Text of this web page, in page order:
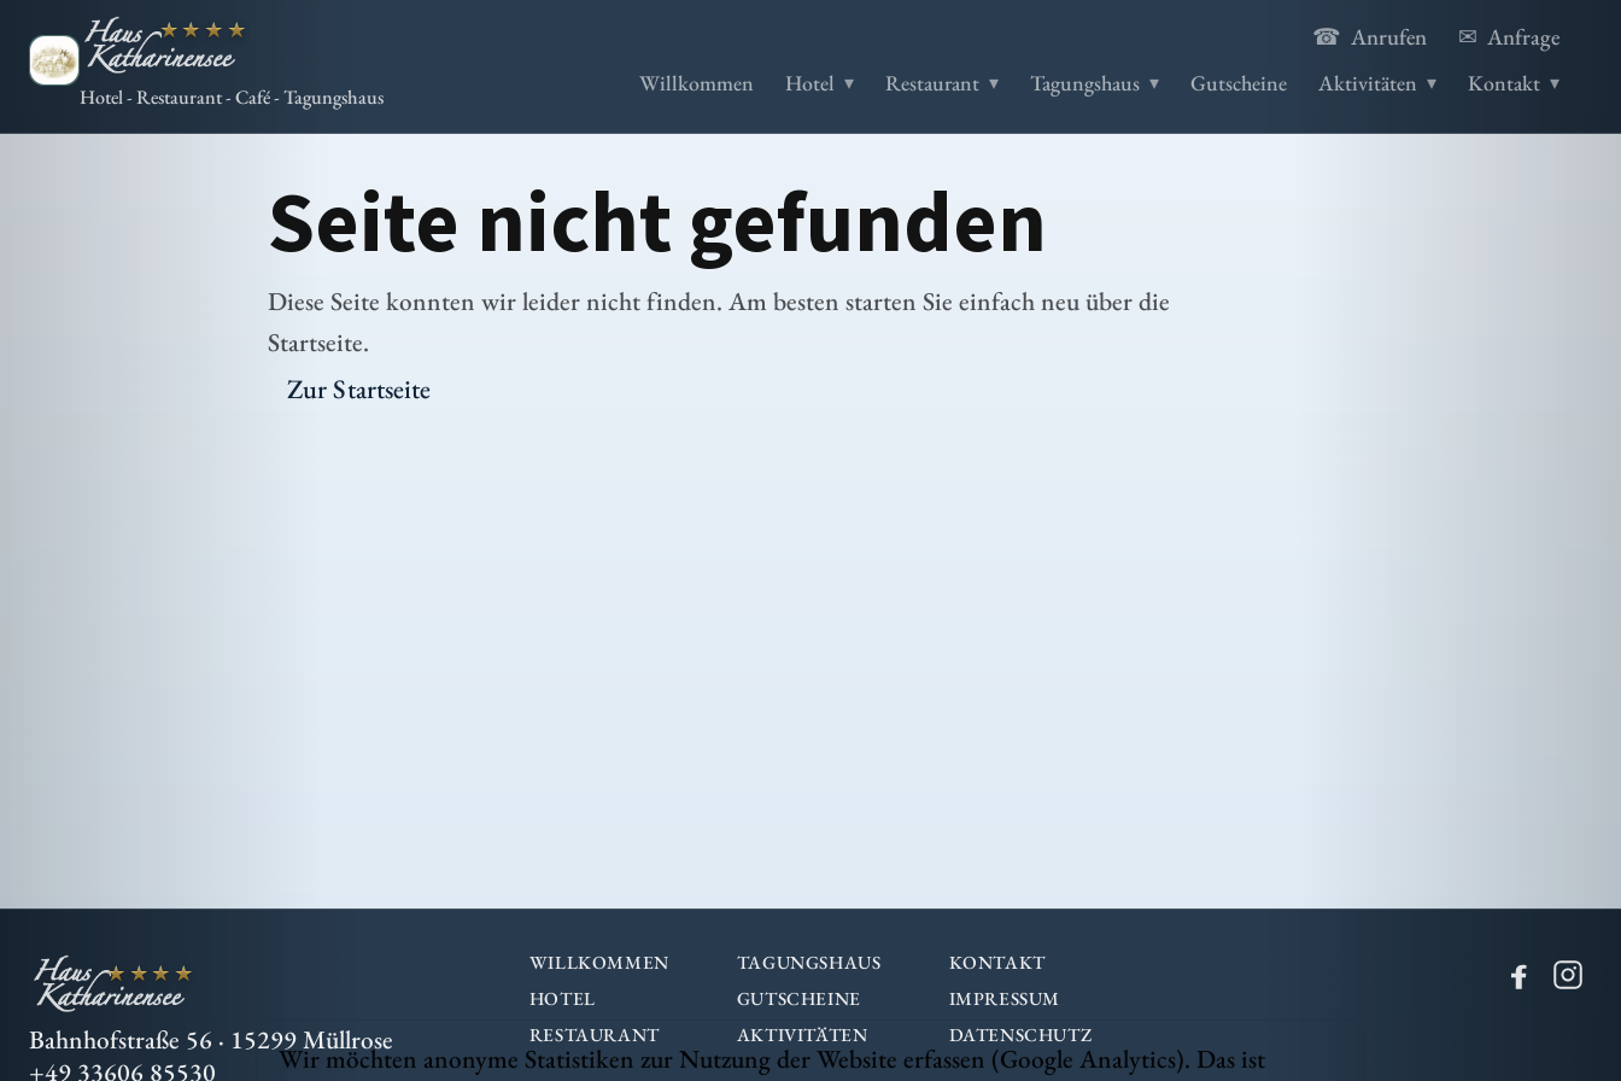
Wir möchten anonyme Statistiken zur Nutzung der Website erfassen (Google Analytics). Das ist
★★★★
Hotel - Restaurant - Café - Tagungshaus
☎ Anrufen ✉ Anfrage
Willkommen Hotel Restaurant
Feiern
Tagungshaus Gutscheine Aktivitäten Kontakt
Seite nicht gefunden
Diese Seite konnten wir leider nicht finden. Am besten starten Sie einfach neu über die
Startseite.
Zur Startseite
★★★★
Bahnhofstraße 56 · 15299 Müllrose
+49 33606 85530
WILLKOMMEN
HOTEL
RESTAURANT
TAGUNGSHAUS
GUTSCHEINE
AKTIVITÄTEN
KONTAKT
IMPRESSUM
DATENSCHUTZ